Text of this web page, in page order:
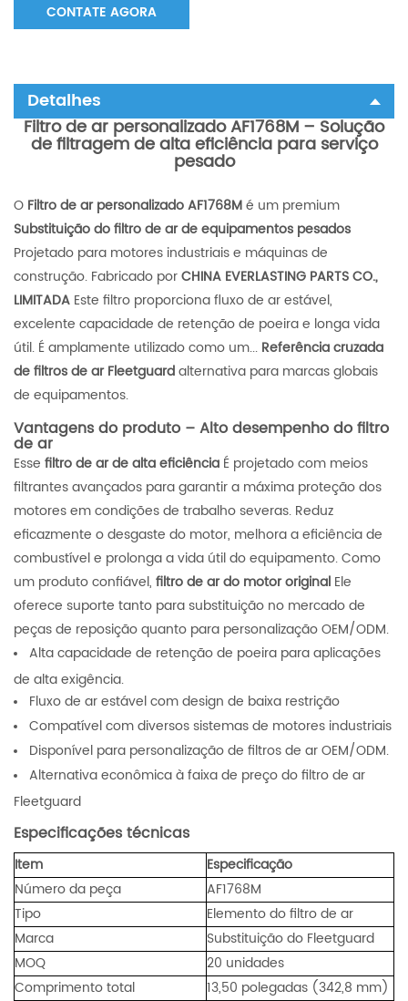
CONTATE AGORA
Detalhes
Filtro de ar personalizado AF1768M – Solução
de filtragem de alta eficiência para serviço
pesado
O Filtro de ar personalizado AF1768Mé um premium
Substituição do filtro de ar de equipamentos pesados
Projetado para motores industriais e máquinas de
construção. Fabricado porCHINA EVERLASTING PARTS CO.,
LIMITADA Este filtro proporciona fluxo de ar estável,
excelente capacidade de retenção de poeira e longa vida
útil. É amplamente utilizado como um... Referência cruzada
de filtros de ar Fleetguardalternativa para marcas globais
de equipamentos.
Vantagens do produto – Alto desempenho do filtro
de ar
Esse filtro de ar de alta eficiência É projetado com meios
filtrantes avançados para garantir a máxima proteção dos
motores em condições de trabalho severas. Reduz
eficazmente o desgaste do motor, melhora a eficiência de
combustível e prolonga a vida útil do equipamento. Como
um produto confiável, filtro de ar do motor original Ele
oferece suporte tanto para substituição no mercado de
peças de reposição quanto para personalização OEM/ODM.
Alta capacidade de retenção de poeira para aplicações
de alta exigência.
Fluxo de ar estável com design de baixa restrição
Compatível com diversos sistemas de motores industriais
Disponível para personalização de filtros de ar OEM/ODM.
Alternativa econômica à faixa de preço do filtro de ar
Fleetguard
Especificações técnicas
Item
Especificação
Número da peça
AF1768M
Tipo
Elemento do filtro de ar
Marca
Substituição do Fleetguard
MOQ
20 unidades
Comprimento total
13,50 polegadas (342,8 mm)